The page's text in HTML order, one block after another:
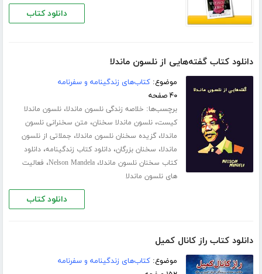
دانلود کتاب
دانلود کتاب گفته‌هایی از نلسون ماندلا
موضوع:کتاب‌های زندگینامه و سفرنامه
۴۰ صفحه
برچسب‌ها: خلاصه زندگی نلسون ماندلا،نلسون ماندلا
کیست،نلسون ماندلا سخنان، متن سخنرانی نلسون
ماندلا،گزیده سخنان نلسون ماندلا، جملاتی از نلسون
ماندلا، سخنان بزرگان،دانلود کتاب زندگینامه،دانلود
کتاب سخنان نلسون ماندلا،Nelson Mandela، فعالیت
های نلسون ماندلا
دانلود کتاب
دانلود کتاب راز کانال کمیل
موضوع:کتاب‌های زندگینامه و سفرنامه